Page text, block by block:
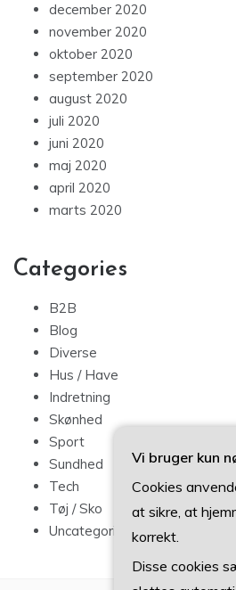
december 2020
november 2020
oktober 2020
september 2020
august 2020
juli 2020
juni 2020
maj 2020
april 2020
marts 2020
Categories
B2B
Blog
Diverse
Hus / Have
Indretning
Skønhed
Sport
Sundhed
Tech
Tøj / Sko
Uncategorized
Vi bruger kun
Cookies
at sikre, at
korrekt.
Disse cookies